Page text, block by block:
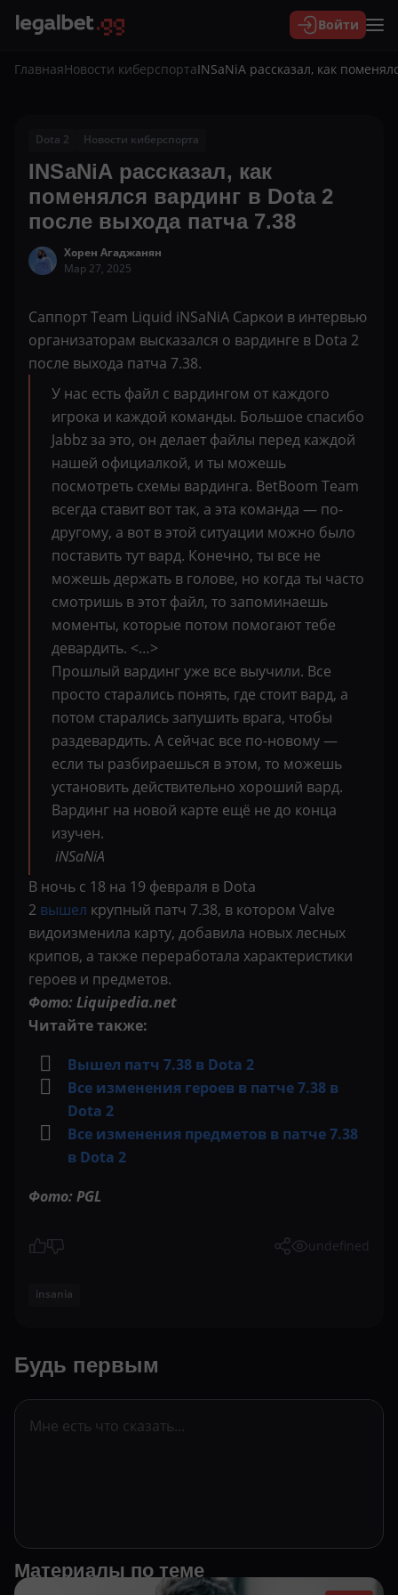
Войти
ГлавнаяНовости киберспортаINSaNiA рассказал, как
Dota 2 Новости киберспорта
INSaNiA рассказал, как
поменялся вардинг в Dota 2
после выхода патча 7.38
Хорен Агаджанян
Мар 27, 2025
Саппорт Team Liquid iNSaNiA Саркои в интервью
организаторам высказался о вардинге в Dota 2
после выхода патча 7.38.
У нас есть файл с вардингом от каждого
игрока и каждой команды. Большое спасибо
Jabbz за это, он делает файлы перед каждой
нашей официалкой, и ты можешь
посмотреть схемы вардинга. BetBoom Team
всегда ставит вот так, а эта команда — по-
другому, а вот в этой ситуации можно было
поставить тут вард. Конечно, ты все не
можешь держать в голове, но когда ты часто
смотришь в этот файл, то запоминаешь
моменты, которые потом помогают тебе
девардить. <…>
Прошлый вардинг уже все выучили. Все
просто старались понять, где стоит вард, а
потом старались запушить врага, чтобы
раздевардить. А сейчас все по-новому —
если ты разбираешься в этом, то можешь
установить действительно хороший вард.
Вардинг на новой карте ещё не до конца
изучен.
iNSaNiA
В ночь с 18 на 19 февраля в Dota
2 вышел крупный патч 7.38, в котором Valve
видоизменила карту, добавила новых лесных
крипов, а также переработала характеристики
героев и предметов.
Фото: Liquipedia.net
Читайте также:
Вышел патч 7.38 в Dota 2
Все изменения героев в патче 7.38 в
Dota 2
Все изменения предметов в патче 7.38
в Dota 2
Фото: PGL
undefined
insania
Будь первым
Материалы по теме